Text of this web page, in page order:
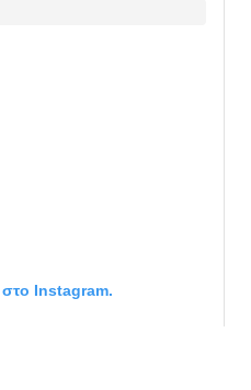
στο Instagram.